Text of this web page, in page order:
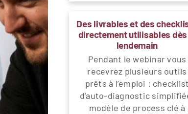
Des livrables et des
directement utilisables
lendemain
Pendant le webinar vous
recevrez plusieurs outils
prêts à l’emploi : checklist
d’auto-diagnostic
modèle de process clé à